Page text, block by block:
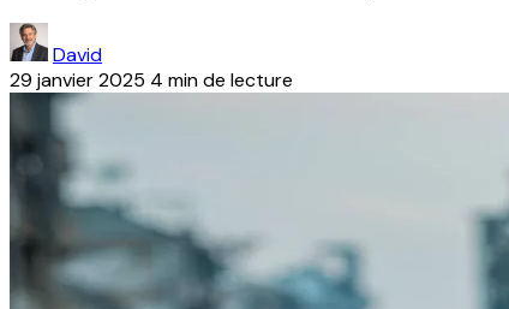
David
29 janvier 2025 4 min de lecture